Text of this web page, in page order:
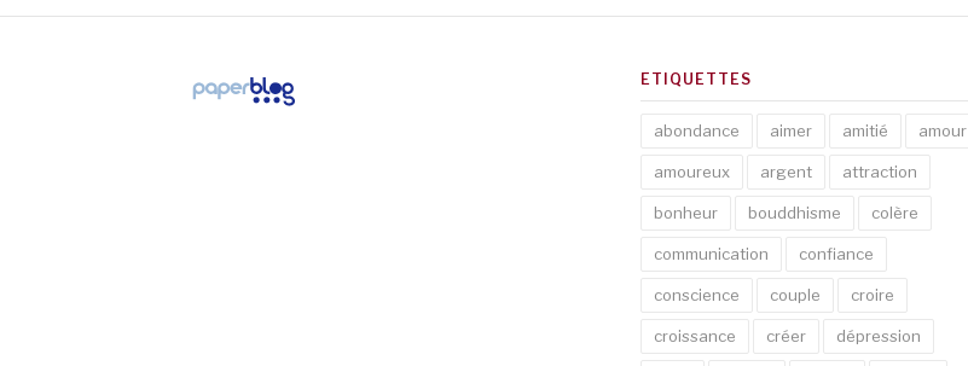
ETIQUETTES
abondance aimer amitié amour
amoureux argent attraction
bonheur bouddhisme colère
communication confiance
conscience couple croire
croissance créer dépression